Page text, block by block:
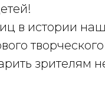
в истории
творческого
зрителям